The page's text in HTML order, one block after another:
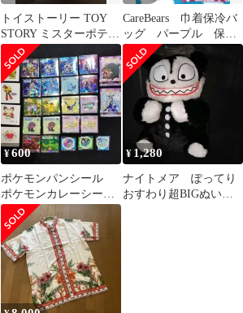
トイストーリー TOY
STORY ミスターポテト
ヘッド 缶バッジ 星型缶
バッジ
CareBears 巾着保冷バ
ッグ パープル 保冷
バッグ エコバッグ
推し活
¥600
ポケモンパンシール
ポケモンカレーシー
ル ポケモンシール
いろいろセット 推し
活
¥ 1,280
ナイトメア ぽってり
おすわり超BIGぬいぐ